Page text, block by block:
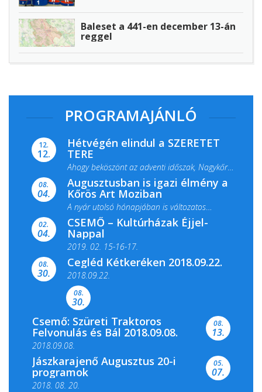
Baleset a 441-en december 13-án
reggel
PROGRAMAJÁNLÓ
12.
12.
Hétvégén elindul a SZERETET
TERE
Ahogy beköszönt az adventi időszak, Nagykőrös
ismét megtelik ünnepi fénnyel és közös...
08.
04.
Augusztusban is igazi élmény a
Kőrös Art Moziban
A nyár utolsó hónapjában is változatos
filmkínálattal, családi...
02.
04.
CSEMŐ – Kultúrházak Éjjel-
Nappal
2019. 02. 15-16-17.
Színes és tartalmas programokkal várja a
Csemői Községi Könyvtár és...
08.
30.
Cegléd Kétkeréken 2018.09.22.
2018.09.22.
08.
30.
Csemő: Szüreti Traktoros
Felvonulás és Bál 2018.09.08.
2018.09.08.
08.
13.
Jászkarajenő Augusztus 20-i
programok
2018. 08. 20.
05.
07.